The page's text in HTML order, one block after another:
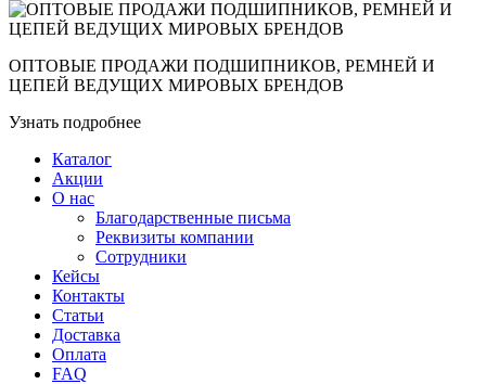
ОПТОВЫЕ ПРОДАЖИ ПОДШИПНИКОВ, РЕМНЕЙ И
ЦЕПЕЙ ВЕДУЩИХ МИРОВЫХ БРЕНДОВ
Узнать подробнее
Каталог
Акции
О нас
Благодарственные письма
Реквизиты компании
Сотрудники
Кейсы
Контакты
Статьи
Доставка
Оплата
FAQ